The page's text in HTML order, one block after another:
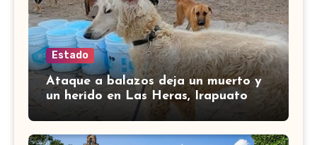
Estado
Ataque a balazos deja un muerto y
un herido en Las Heras, Irapuato